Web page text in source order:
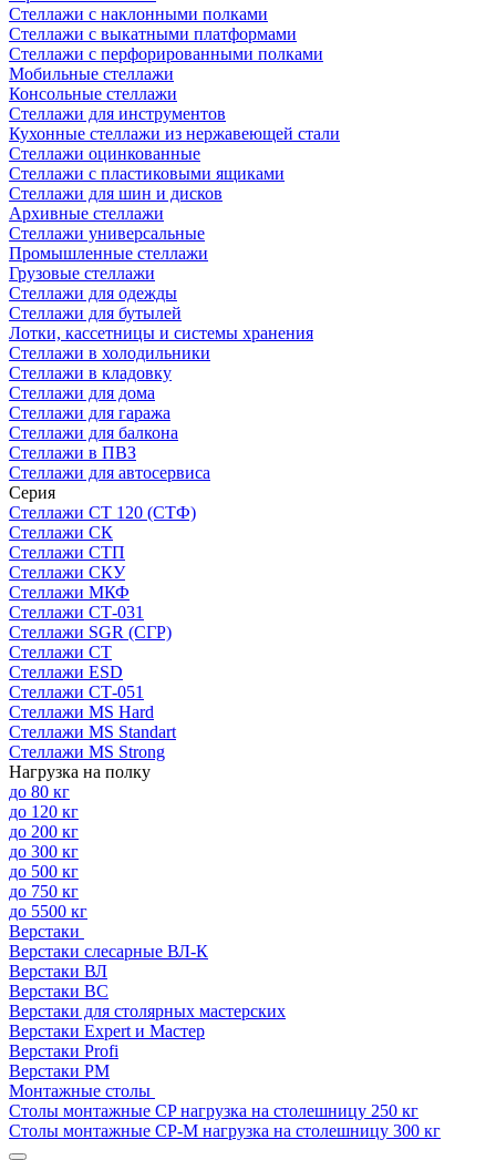
Стеллажи с наклонными полками
Стеллажи с выкатными платформами
Стеллажи с перфорированными полками
Мобильные стеллажи
Консольные стеллажи
Стеллажи для инструментов
Кухонные стеллажи из нержавеющей стали
Стеллажи оцинкованные
Стеллажи с пластиковыми ящиками
Стеллажи для шин и дисков
Архивные стеллажи
Стеллажи универсальные
Промышленные стеллажи
Грузовые стеллажи
Стеллажи для одежды
Стеллажи для бутылей
Лотки, кассетницы и системы хранения
Стеллажи в холодильники
Стеллажи в кладовку
Стеллажи для дома
Стеллажи для гаража
Стеллажи для балкона
Стеллажи в ПВЗ
Стеллажи для автосервиса
Серия
Стеллажи СТ 120 (СТФ)
Стеллажи СК
Стеллажи СТП
Стеллажи СКУ
Стеллажи МКФ
Стеллажи СТ-031
Стеллажи SGR (СГР)
Стеллажи СТ
Стеллажи ESD
Стеллажи СТ-051
Стеллажи MS Hard
Стеллажи MS Standart
Стеллажи MS Strong
Нагрузка на полку
до 80 кг
до 120 кг
до 200 кг
до 300 кг
до 500 кг
до 750 кг
до 5500 кг
Верстаки
Верстаки слесарные ВЛ-К
Верстаки ВЛ
Верстаки ВС
Верстаки для столярных мастерских
Верстаки Expert и Мастер
Верстаки Profi
Верстаки РМ
Монтажные столы
Столы монтажные СP нагрузка на столешницу 250 кг
Столы монтажные СР-М нагрузка на столешницу 300 кг